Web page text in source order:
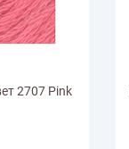
2707 Pink